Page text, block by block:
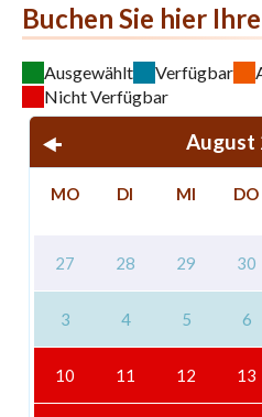
Buchen Sie hier
Ausgewählt Verfügbar
Nicht Verfügbar
August
MO DI MI DO
27 28 29 30
3 4 5 6
10 11 12 13